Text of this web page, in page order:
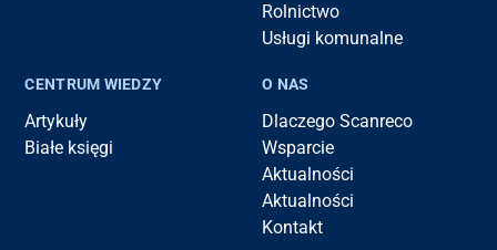
Rolnictwo
Usługi komunalne
CENTRUM WIEDZY
Artykuły
Białe księgi
O NAS
Dlaczego Scanreco
Wsparcie
Aktualności
Aktualności
Kontakt